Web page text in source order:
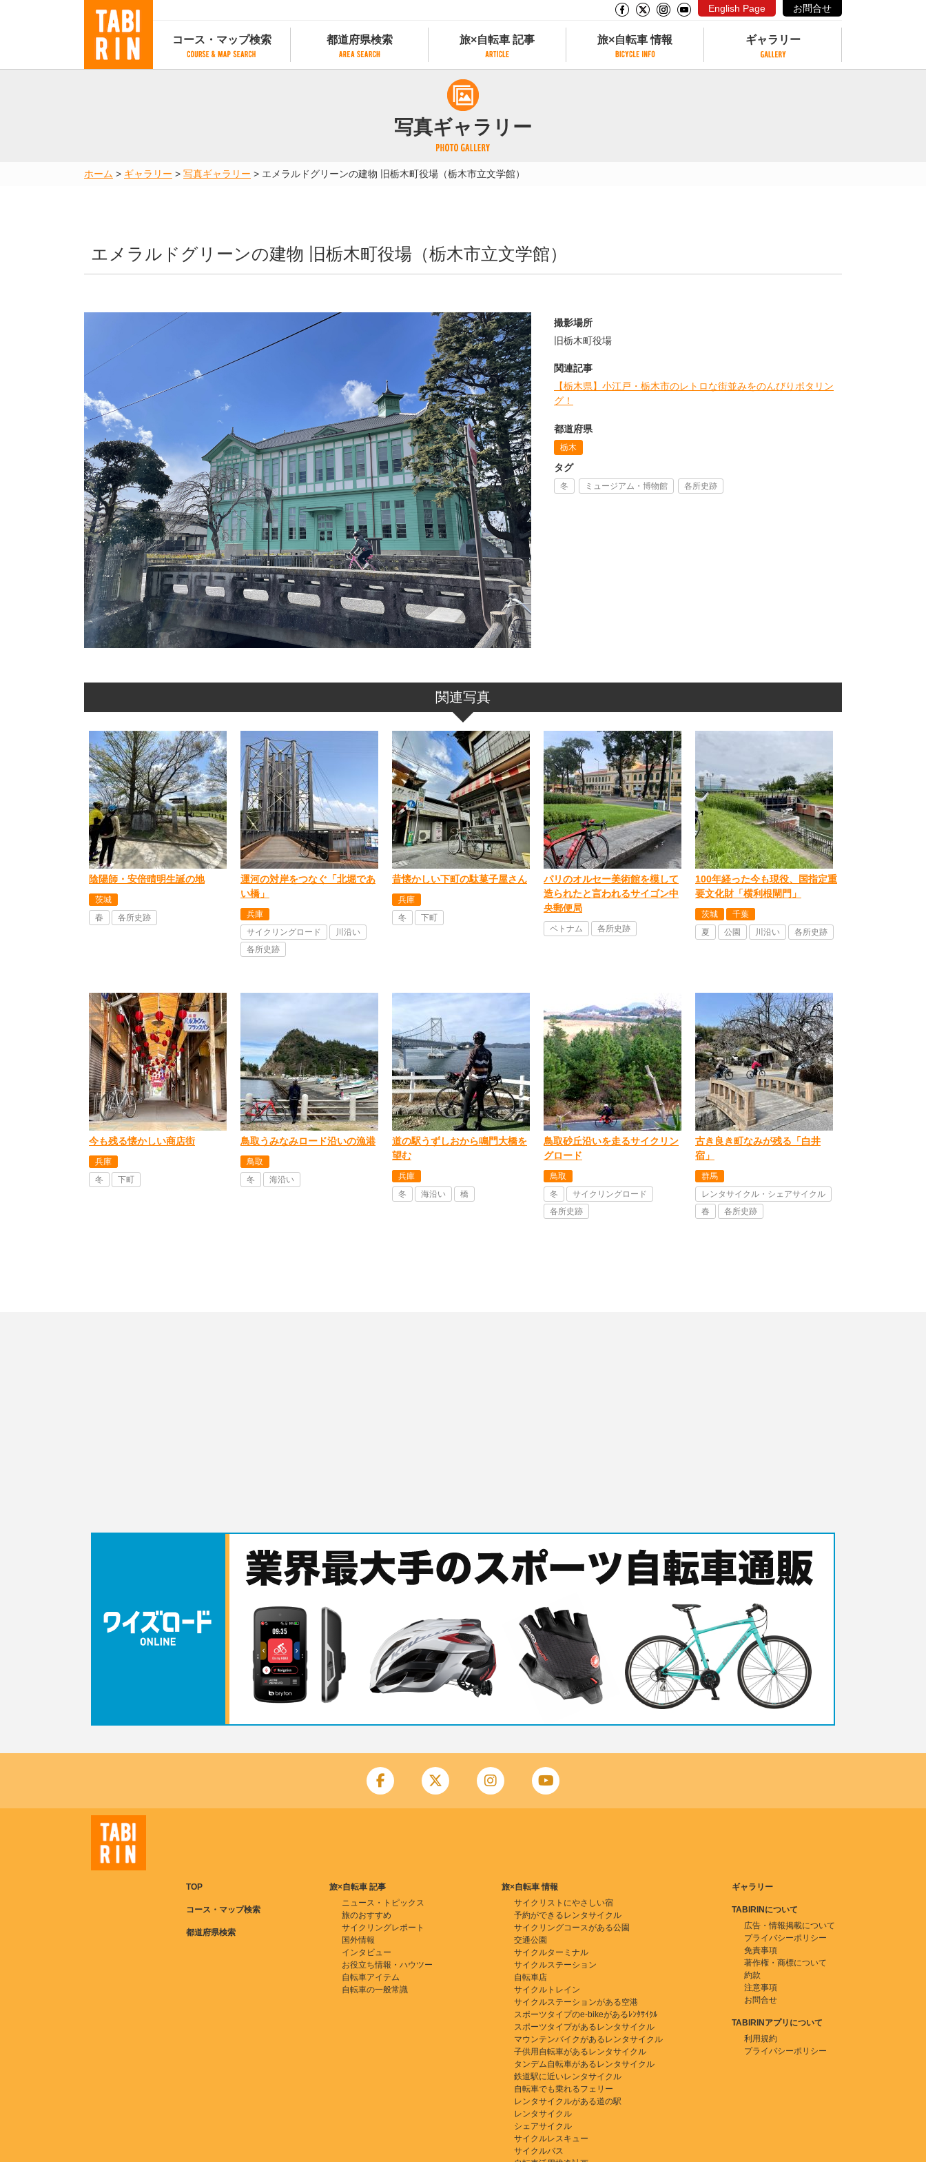
English Page お問合せ
コース・マップ検索
地図から検索
都道府県検索
都道府県別サイクリング情報
旅×自転車 記事
旅×自転車 記事
記事一覧
カテゴリから探す
タグから探す
旅×自転車 情報
サイクリストにやさしい宿
サイクルトレイン
予約ができるレンタサイクル
子供用自転車があるレンタサイクル
ギャラリー
写真ギャラリー
ホーム > ギャラリー > 写真ギャラリー > エメラルドグリーンの建物 旧栃木町役場（栃木市立文学館）
エメラルドグリーンの建物 旧栃木町役場（栃木市立文学館）
撮影場所
旧栃木町役場
関連記事
【栃木県】小江戸・栃木市のレトロな街並みをのんびりポタリン
グ！
都道府県
栃木
タグ
冬 ミュージアム・博物館 各所史跡
関連写真
陰陽師・安倍晴明生誕の地
茨城
春
各所史跡
運河の対岸をつなぐ「北堀であ
い橋」
兵庫
サイクリングロード
川沿い
各所史跡
昔懐かしい下町の駄菓子屋さん
兵庫
冬
下町
パリのオルセー美術館を模して
造られたと言われるサイゴン中
央郵便局
ベトナム 各所史跡
100年経った今も現役、国指定重
要文化財「横利根閘門」
茨城
千葉
夏
公園 川沿い 各所史跡
今も残る懐かしい商店街
兵庫
冬
下町
鳥取うみなみロード沿いの漁港
鳥取
冬
海沿い
道の駅うずしおから鳴門大橋を
望む
兵庫
冬
海沿い 橋
鳥取砂丘沿いを走るサイクリン
グロード
鳥取
冬
サイクリングロード
各所史跡
古き良き町なみが残る「白井
宿」
群馬
レンタサイクル・シェアサイクル
春
各所史跡
TOP
コース・マップ検索
都道府県検索
旅×自転車 記事
ニュース・トピックス
旅のおすすめ
サイクリングレポート
国外情報
インタビュー
お役立ち情報・ハウツー
自転車アイテム
自転車の一般常識
旅×自転車 情報
サイクリストにやさしい宿
予約ができるレンタサイクル
サイクリングコースがある公園
交通公園
サイクルターミナル
サイクルステーション
自転車店
サイクルトレイン
サイクルステーションがある空港
スポーツタイプのe-bikeがあるﾚﾝﾀｻｲｸﾙ
スポーツタイプがあるレンタサイクル
マウンテンバイクがあるレンタサイクル
子供用自転車があるレンタサイクル
タンデム自転車があるレンタサイクル
鉄道駅に近いレンタサイクル
自転車でも乗れるフェリー
レンタサイクルがある道の駅
レンタサイクル
シェアサイクル
サイクルレスキュー
サイクルバス
ギャラリー
TABIRINについて
広告・情報掲載について
プライバシーポリシー
免責事項
著作権・商標について
約款
注意事項
お問合せ
TABIRINアプリについて
利用規約
プライバシーポリシー